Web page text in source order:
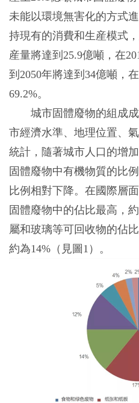
未能以環境無害化的方式
持現有的消費和生産模式
産量將達到25.9億噸，在
到2050年將達到34億噸，
69.2%。
城市固體廢物的組成成
市經濟水準、地理位置、
統計，隨著城市人口的增
固體廢物中有機物質的比
比例相對下降。在國際層
固體廢物中的佔比最高，
屬和玻璃等可回收物的佔
約為14%（見圖1）。